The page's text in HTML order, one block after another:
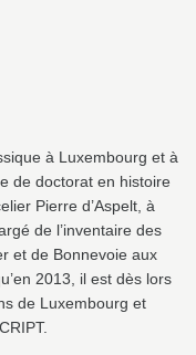
à Luxembourg et à
de doctorat en histoire
Pierre d’Aspelt, à
de l’inventaire des
et de Bonnevoie aux
2013, il est dès lors
de Luxembourg et